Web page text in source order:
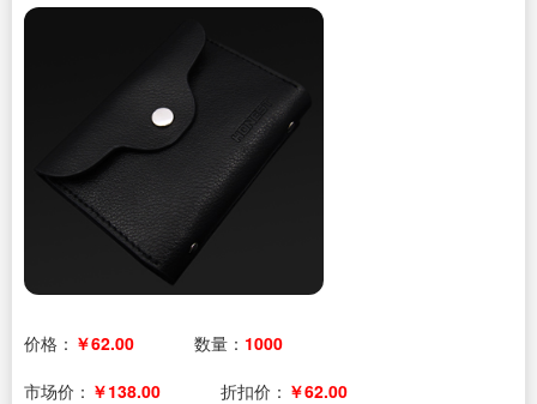
价格： ￥62.00 数量： 1000
市场价： ￥138.00 折扣价： ￥62.00